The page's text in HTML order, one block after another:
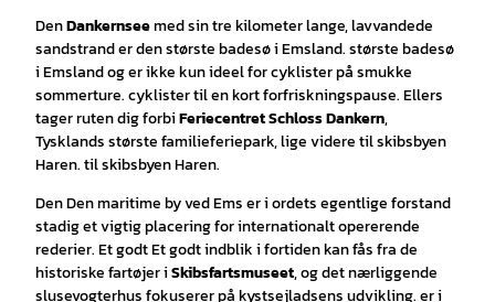
DenDankernseemed sin tre kilometer lange, lavvandede
sandstrand er den største badesø i Emsland. største badesø
i Emsland og er ikke kun ideel for cyklister på smukke
sommerture. cyklister til en kort forfriskningspause. Ellers
tager ruten dig forbiFeriecentret Schloss Dankern,
Tysklands største familieferiepark, lige videre til skibsbyen
Haren. til skibsbyen Haren.
Den Den maritime by ved Ems er i ordets egentlige forstand
stadig et vigtig placering for internationalt opererende
rederier. Et godt Et godt indblik i fortiden kan fås fra de
historiske fartøjer iSkibsfartsmuseet, og det nærliggende
slusevogterhus fokuserer på kystsejladsens udvikling. er i